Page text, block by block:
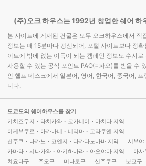
(주)오크 하우스는 1992년 창업한 쉐어 하
본 사이트에 게재된 건물은 모두 오크하우스에서 직
정보는 매 15분마다 갱신되어, 포털 사이트보다 정
이트에 밖에 없는 이득이 되는 캠페인 정보도 수시
사용할 수 있는 공식 포인트 PAO(=파오)를 받을 수
인 헬프 데스크에서 일본어, 영어, 한국어, 중국어,
니다.
도쿄도의 쉐어하우스를 찾기
키치죠우지・타치카와・코가네이・마치다 지역
이케부쿠로・아카바네・네리마・고라쿠엔 지역
신주쿠・나카노・코엔지・다카다노바바 지역
시부야
카마타・시나가와・아키하바라・아오야마 지역
아사
치요다구
쥬오구 미나토구 신주쿠구 분쿄구